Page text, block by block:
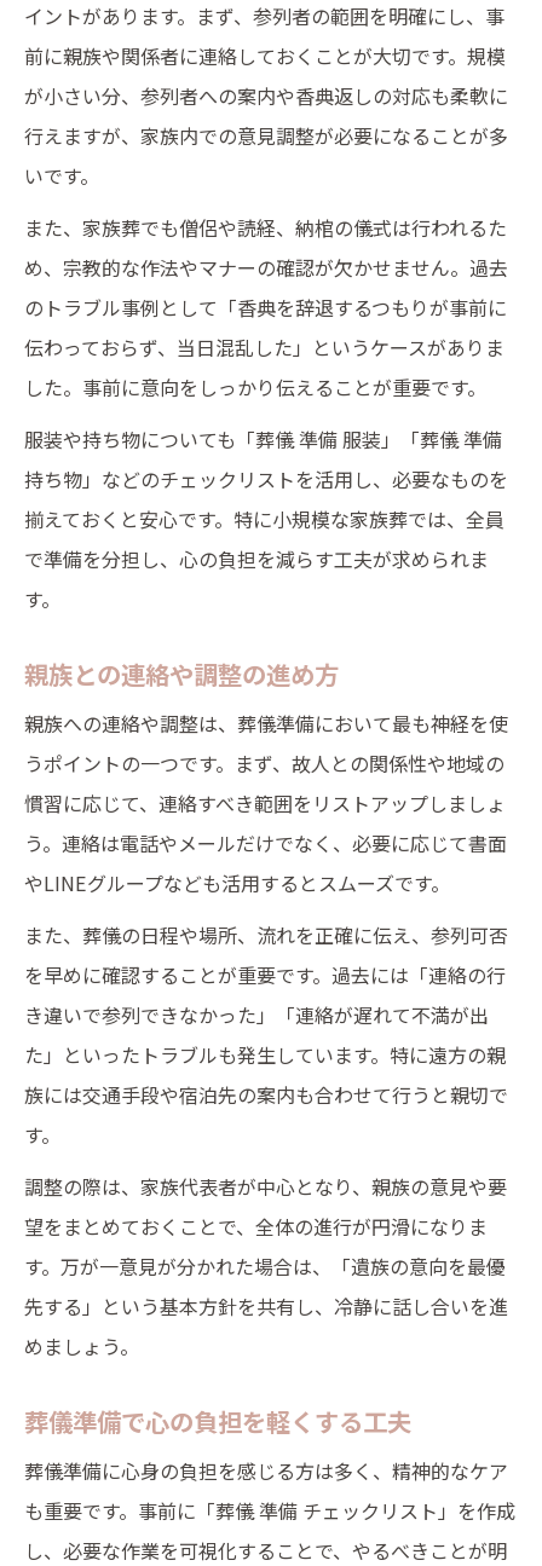
イントがあります。まず、参列者の範囲を明確にし、事
前に親族や関係者に連絡しておくことが大切です。規模
が小さい分、参列者への案内や香典返しの対応も柔軟に
行えますが、家族内での意見調整が必要になることが多
いです。
また、家族葬でも僧侶や読経、納棺の儀式は行われるた
め、宗教的な作法やマナーの確認が欠かせません。過去
のトラブル事例として「香典を辞退するつもりが事前に
伝わっておらず、当日混乱した」というケースがありま
した。事前に意向をしっかり伝えることが重要です。
服装や持ち物についても「葬儀 準備 服装」「葬儀 準備
持ち物」などのチェックリストを活用し、必要なものを
揃えておくと安心です。特に小規模な家族葬では、全員
で準備を分担し、心の負担を減らす工夫が求められま
す。
親族との連絡や調整の進め方
親族への連絡や調整は、葬儀準備において最も神経を使
うポイントの一つです。まず、故人との関係性や地域の
慣習に応じて、連絡すべき範囲をリストアップしましょ
う。連絡は電話やメールだけでなく、必要に応じて書面
やLINEグループなども活用するとスムーズです。
また、葬儀の日程や場所、流れを正確に伝え、参列可否
を早めに確認することが重要です。過去には「連絡の行
き違いで参列できなかった」「連絡が遅れて不満が出
た」といったトラブルも発生しています。特に遠方の親
族には交通手段や宿泊先の案内も合わせて行うと親切で
す。
調整の際は、家族代表者が中心となり、親族の意見や要
望をまとめておくことで、全体の進行が円滑になりま
す。万が一意見が分かれた場合は、「遺族の意向を最優
先する」という基本方針を共有し、冷静に話し合いを進
めましょう。
葬儀準備で心の負担を軽くする工夫
葬儀準備に心身の負担を感じる方は多く、精神的なケア
も重要です。事前に「葬儀 準備 チェックリスト」を作成
し、必要な作業を可視化することで、やるべきことが明